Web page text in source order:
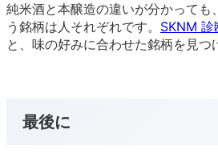
純米酒と本醸造の違いが分かっても
う銘柄は人それぞれです。 SKNM 診
と、味の好みに合わせた銘柄を見つ
最後に